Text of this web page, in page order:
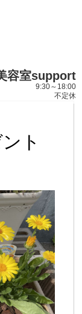
容室support
9:30～18:00
不定休
ト